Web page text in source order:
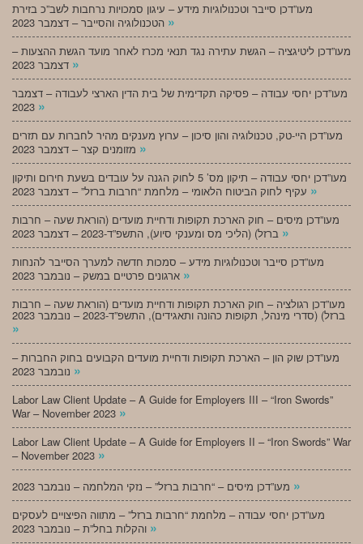
מעו”דכן סייבר וטכנולוגיות מידע – עיגון סמכויות נרחבות לשב”כ בזירת
»
מעו”דכן ליטיגציה – הגשת עתירה נגד תנאי מכרז לאחר מועד הגשת ההצעות –
»
מעו”דכן יחסי עבודה – פסיקה תקדימית של בית הדין הארצי לעבודה – דצמבר
»
מעו”דכן היי-טק, טכנולוגיה והון סיכון – ערוץ מענקים מהיר לחברות עם תזרים
»
מעו”דכן יחסי עבודה – תיקון מס’ 5 לחוק הגנה על עובדים בשעת חירום ותיקון
»
מעו”דכן מיסים – חוק הארכת תקופות ודחיית מועדים (הוראת שעה – חרבות
»
מעו”דכן סייבר וטכנולוגיות מידע – סמכות חדשה למערך הסייבר להנחות
»
מעו”דכן רגולציה – חוק הארכת תקופות ודחיית מועדים (הוראת שעה – חרבות
ברזל) (סדרי מינהל, תקופות כהונה ותאגידים), התשפ”ד-2023 – נובמבר 2023
»
מעו”דכן שוק הון – הארכת תקופות ודחיית מועדים הקבועים בחוק החברות –
»
Labor Law Client Update – A Guide for Employers III – “Iron Swords”
War – November 2023 »
Labor Law Client Update – A Guide for Employers II – “Iron Swords” War
– November 2023 »
»
מעו”דכן יחסי עבודה – מלחמת “חרבות ברזל” – מתווה הפיצויים לעסקים
»